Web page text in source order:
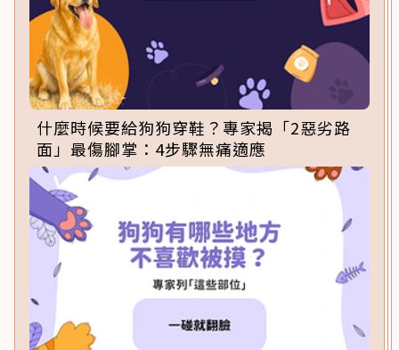
什麼時候要給狗狗穿鞋？專家揭「2惡劣路
面」最傷腳掌：4步驟無痛適應